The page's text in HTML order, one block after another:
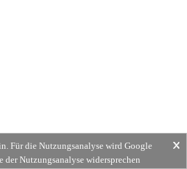
Für die Nutzungsanalyse wird Google
der Nutzungsanalyse widersprechen